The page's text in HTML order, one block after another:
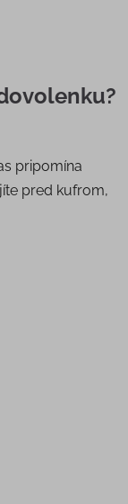
pripomína
pred kufrom,